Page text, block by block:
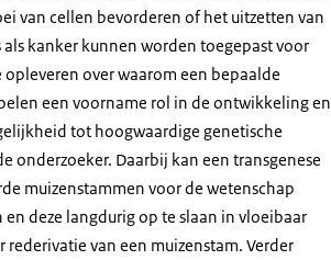
van cellen bevorderen of het uitzetten van
kanker kunnen worden toegepast voor
over waarom een bepaalde
een voorname rol in de ontwikkeling en
tot hoogwaardige genetische
onderzoeker. Daarbij kan een transgenese
muizenstammen voor de wetenschap
deze langdurig op te slaan in vloeibaar
van een muizenstam. Verder